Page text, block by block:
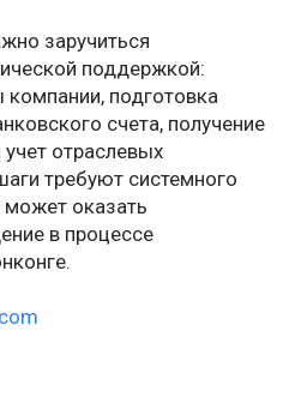
заручиться
поддержкой:
подготовка
счета, получение
отраслевых
требуют системного
оказать
в процессе